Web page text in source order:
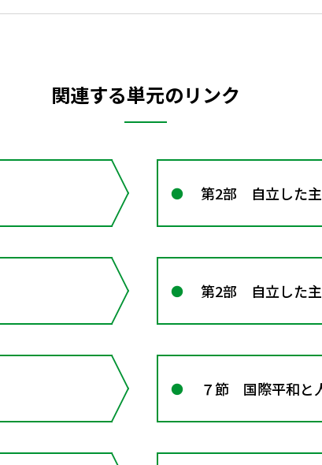
関連する単元のリンク
第2部 自立した主
第2部 自立した主
７節 国際平和と